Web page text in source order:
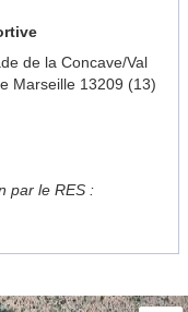
de la Concave/Val
Marseille 13209 (13)
par le RES :